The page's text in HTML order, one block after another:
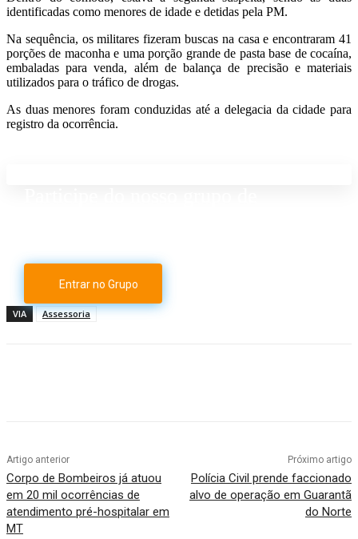
identificadas como menores de idade e detidas pela PM.
Na sequência, os militares fizeram buscas na casa e encontraram 41
porções de maconha e uma porção grande de pasta base de cocaína,
embaladas para venda, além de balança de precisão e materiais
utilizados para o tráfico de drogas.
As duas menores foram conduzidas até a delegacia da cidade para
registro da ocorrência.
Entrar no Grupo
VIA Assessoria
Artigo anterior
Corpo de Bombeiros já atuou
em 20 mil ocorrências de
atendimento pré-hospitalar em
MT
Próximo artigo
Polícia Civil prende faccionado
alvo de operação em Guarantã
do Norte